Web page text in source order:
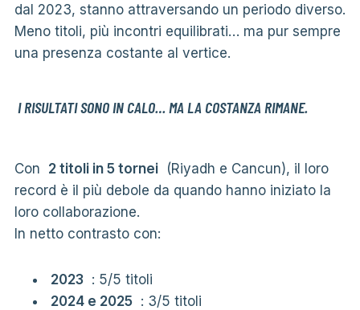
dal 2023, stanno attraversando un periodo diverso.
Meno titoli, più incontri equilibrati… ma pur sempre
una presenza costante al vertice.
I RISULTATI SONO IN CALO… MA LA COSTANZA RIMANE.
Con 2 titoli in 5 tornei(Riyadh e Cancun), il loro
record è il più debole da quando hanno iniziato la
loro collaborazione.
In netto contrasto con:
2023: 5/5 titoli
2024 e 2025: 3/5 titoli